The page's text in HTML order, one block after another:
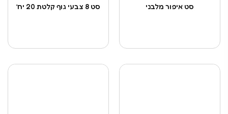
סט 8 צבעי גוף קלטת 20 יח’ סט איפור מלבני